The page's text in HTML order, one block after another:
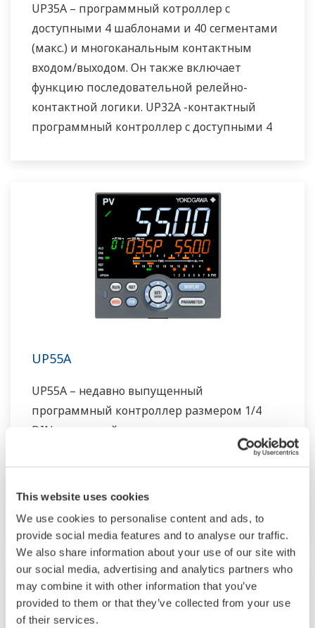
This website uses cookies
We use cookies to personalise content and ads, to
provide social media features and to analyse our traffic.
We also share information about your use of our site with
our social media, advertising and analytics partners who
may combine it with other information that you’ve
provided to them or that they’ve collected from your use
of their services.
UP35A – программный котроллер с
доступными 4 шаблонами и 40 сегментами
(макс.) и многоканальным контактным
входом/выходом. Он также включает
функцию последовательной релейно-
контактной логики. UP32A -контактный
программный контроллер с доступными 4
UP55A
UP55A – недавно выпущенный
программный контроллер размером 1/4
DIN, имеющий возможность написания до
30 шаблонов программ, и одновременный
контроль за 8 событиями PV, 16
временными событиями, и 8 аварийными
последовательности релейно-контактной
логики включена, как стандартная